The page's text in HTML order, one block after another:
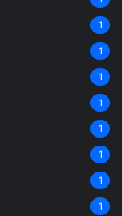
1
1
1
1
1
1
1
1